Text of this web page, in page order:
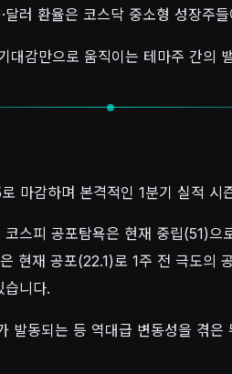
러 환율은 코스닥 중소형 성장주
감만으로 움직이는 테마주 간의
감하며 본격적인 1분기 실적 시
스피 공포탐욕은 현재 중립(51)
현재 공포(22.1)로 1주 전 극도의
니다.
발동되는 등 역대급 변동성을 겪